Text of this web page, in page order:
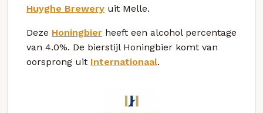
Huyghe Brewery uit Melle.
Deze Honingbier heeft een alcohol percentage
van 4.0%. De bierstijl Honingbier komt van
oorsprong uit Internationaal.